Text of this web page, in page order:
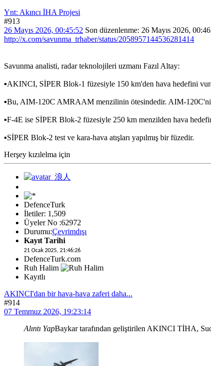
Ynt: Akıncı İHA Projesi
#913
26 Mayıs 2026, 00:45:52 Son düzenlenme: 26 Mayıs 2026,
http://x.com/savunma_trhaber/status/2058957144536281414
Savunma analisti, radar teknolojileri uzmanı Fazıl Altay:
▪️AKINCI, SİPER Blok-1 füzesiyle 150 km'den hava hedefini
▪️Bu, AIM-120C AMRAAM menzilinin ötesindedir. AIM-
▪️F-4E ise SİPER Blok-2 füzesiyle 250 km menzilden hava
▪️SİPER Blok-2 test ve kara-hava atışları yapılmış bir füzedir.
Herşey kızılelma için
DefenceTurk
İletiler: 1,509
Üyeler No :62972
Durumu:Çevrimdışı
Kayıt Tarihi
21 Ocak 2025, 21:46:26
DefenceTurk.com
Ruh Halim
Kayıtlı
AKINCI'dan bir hava-hava zaferi daha...
#914
07 Temmuz 2026, 19:23:14
Alıntı YapBaykar tarafından geliştirilen AKINCI TİHA,